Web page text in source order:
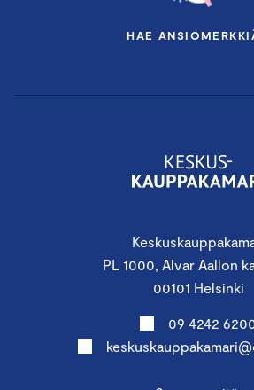
PL 1000, Alvar Aallon
00101 Helsinki
09 4242
HAE